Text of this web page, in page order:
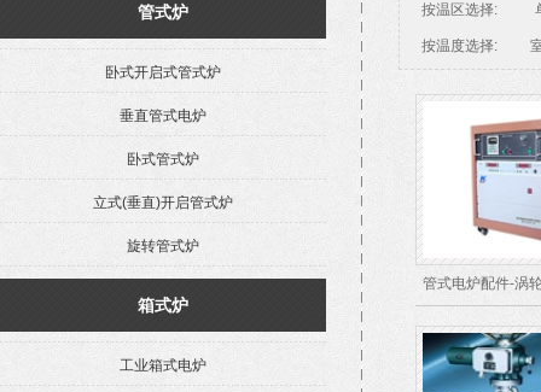
管式炉
卧式开启式管式炉
垂直管式电炉
卧式管式炉
立式(垂直)开启管式炉
旋转管式炉
箱式炉
工业箱式电炉
按温区选择:
按温度选择:
管式电炉配件-涡